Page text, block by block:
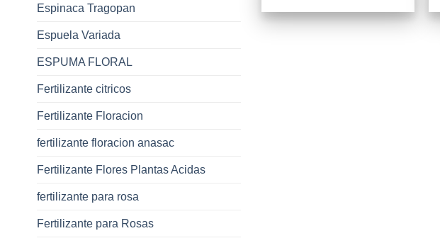
Espinaca Tragopan
Espuela Variada
ESPUMA FLORAL
Fertilizante citricos
Fertilizante Floracion
fertilizante floracion anasac
Fertilizante Flores Plantas Acidas
fertilizante para rosa
Fertilizante para Rosas